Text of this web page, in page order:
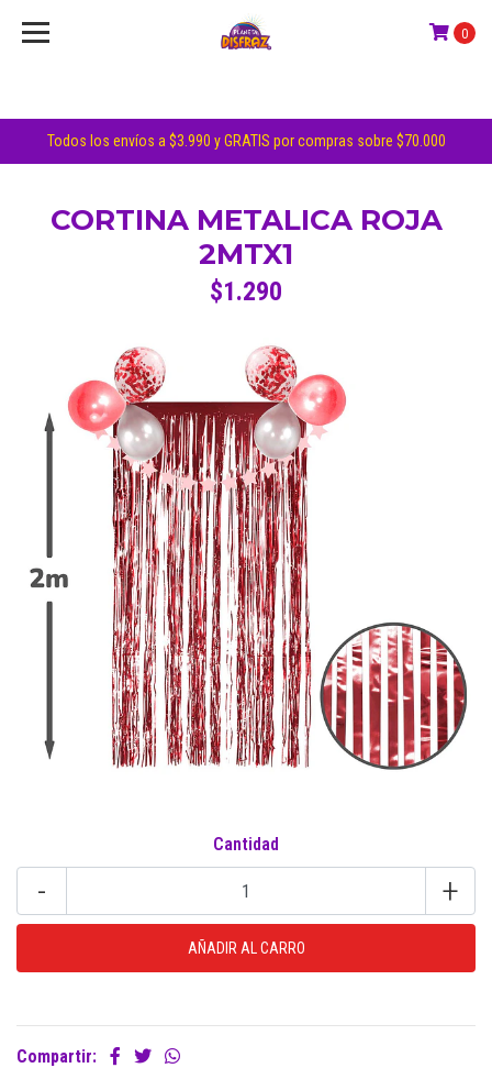
Todos los envíos a $3.990 y GRATIS por compras sobre $70.000
0
CORTINA METALICA ROJA
2MTX1
$1.290
Cantidad
- +
Compartir: